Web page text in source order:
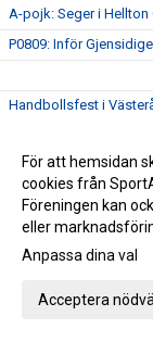
A-pojk: Seger i Hellton
P0809: Inför
Handbollsfest i
Lördagens 50/50-
VästeråsIrsta HF 31 -
Dagens match
Nyhet i vår
Föreningsutveckling -
P18 vidare till
För att hemsidan
cookies från
Föreningen kan
eller
Anpassa dina val
Acceptera